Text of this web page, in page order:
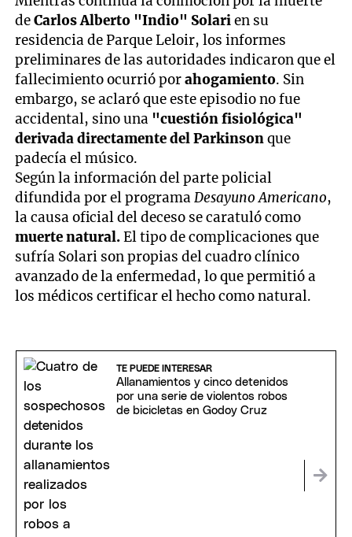
deCarlos Alberto "Indio" Solarien su
residencia de Parque Leloir, los informes
preliminares de las autoridades indicaron que el
fallecimiento ocurrió porahogamiento. Sin
embargo, se aclaró que este episodio no fue
accidental, sino una "cuestión fisiológica"
derivada directamente del Parkinsonque
padecía el músico.
Según la información del parte policial
difundida por el programaDesayuno Americano,
la causa oficial del deceso se caratuló como
muerte natural.El tipo de complicaciones que
sufría Solari son propias del cuadro clínico
avanzado de la enfermedad, lo que permitió a
los médicos certificar el hecho como natural.
TE PUEDE INTERESAR
Allanamientos y cinco detenidos
por una serie de violentos robos
de bicicletas en Godoy Cruz